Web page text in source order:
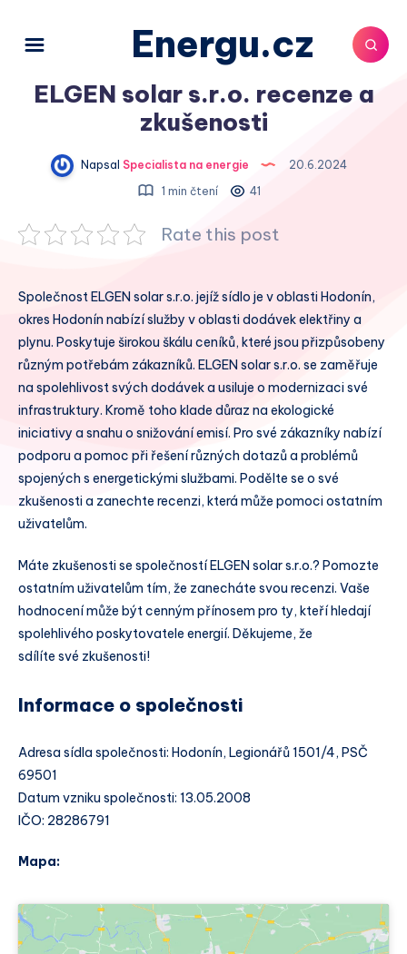
Energu.cz
ELGEN solar s.r.o. recenze a
zkušenosti
Napsal Specialista na energie
20.6.2024
1 min čtení
41
Rate this post
Společnost ELGEN solar s.r.o. jejíž sídlo je v oblasti Hodonín,
okres Hodonín nabízí služby v oblasti dodávek elektřiny a
plynu. Poskytuje širokou škálu ceníků, které jsou přizpůsobeny
různým potřebám zákazníků. ELGEN solar s.r.o. se zaměřuje
na spolehlivost svých dodávek a usiluje o modernizaci své
infrastruktury. Kromě toho klade důraz na ekologické
iniciativy a snahu o snižování emisí. Pro své zákazníky nabízí
podporu a pomoc při řešení různých dotazů a problémů
spojených s energetickými službami. Podělte se o své
zkušenosti a zanechte recenzi, která může pomoci ostatním
uživatelům.
Máte zkušenosti se společností ELGEN solar s.r.o.? Pomozte
ostatním uživatelům tím, že zanecháte svou recenzi. Vaše
hodnocení může být cenným přínosem pro ty, kteří hledají
spolehlivého poskytovatele energií. Děkujeme, že
sdílíte své zkušenosti!
Informace o společnosti
Adresa sídla společnosti: Hodonín, Legionářů 1501/4, PSČ
69501
Datum vzniku společnosti: 13.05.2008
IČO: 28286791
Mapa: